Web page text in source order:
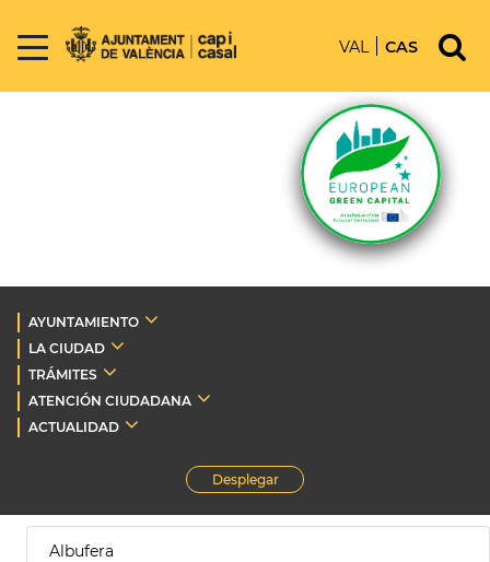
VAL CAS
AYUNTAMIENTO
LA CIUDAD
TRÁMITES
ATENCIÓN CIUDADANA
ACTUALIDAD
Desplegar
Albufera